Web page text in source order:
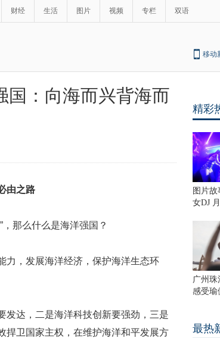
财经 生活 图片 视频 专栏 双语
移动
国：向海而兴背海而
由之路
那么什么是海洋强国？
力，发展海洋经济，保护海洋生态环
发达，二是海洋科技创新要强劲，三是
捍卫国家主权，在维护海洋和平发展方
精彩
图片故
女DJ
广州珠
感受瑜
最热